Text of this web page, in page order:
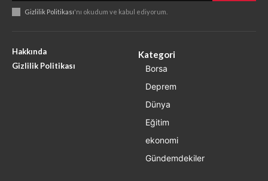
Gizlilik Politikası'nı okudum ve kabul ediyorum.
Hakkında
Gizlilik Politikası
Kategori
Borsa
Deprem
Dünya
Eğitim
ekonomi
Gündemdekiler